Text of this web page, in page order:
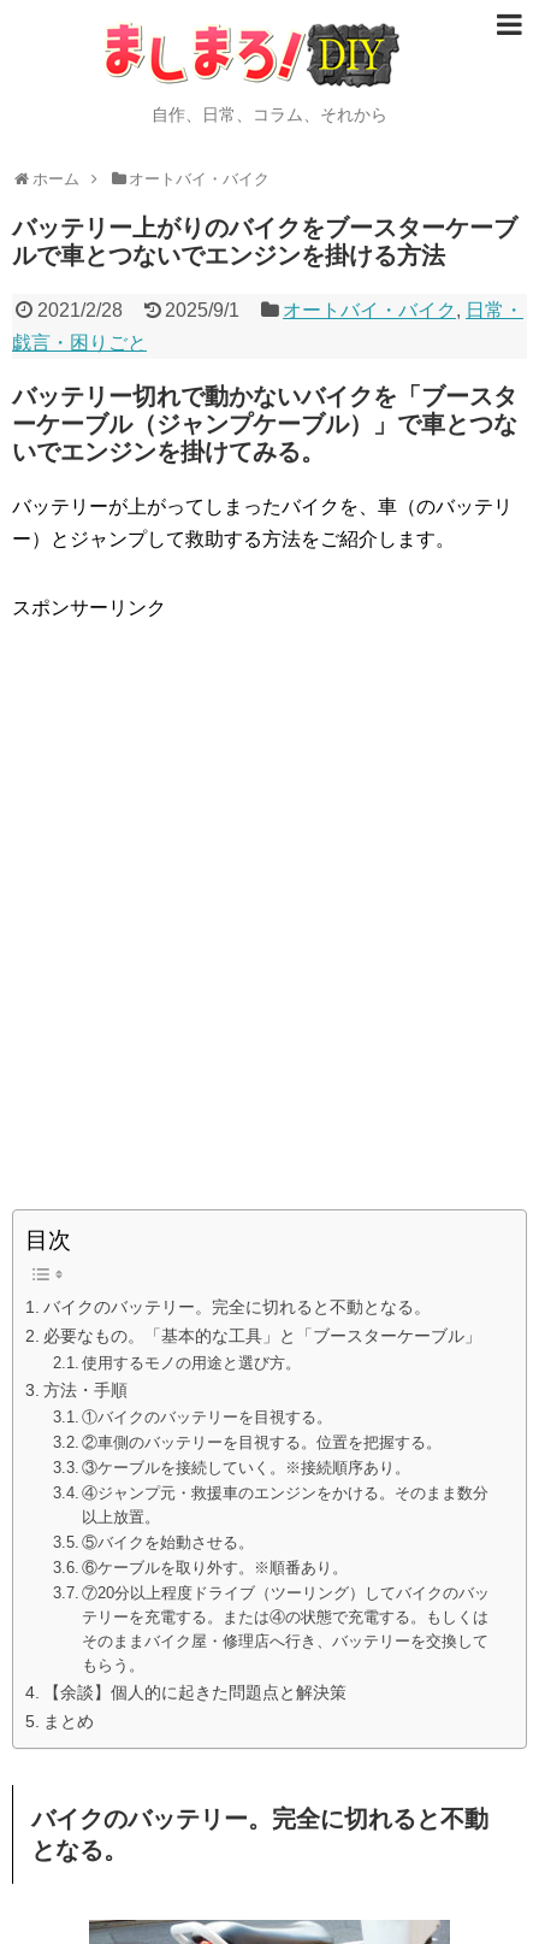
自作、日常、コラム、それから
ホーム オートバイ・バイク
バッテリー上がりのバイクをブースターケーブ
ルで車とつないでエンジンを掛ける方法
2021/2/28 2025/9/1 オートバイ・バイク , 日常・
戯言・困りごと
バッテリー切れで動かないバイクを「ブースタ
ーケーブル（ジャンプケーブル）」で車とつな
いでエンジンを掛けてみる。
バッテリーが上がってしまったバイクを、車（のバッテリ
ー）とジャンプして救助する方法をご紹介します。
スポンサーリンク
目次
バイクのバッテリー。完全に切れると不動となる。
必要なもの。「基本的な工具」と「ブースターケーブル」
使用するモノの用途と選び方。
方法・手順
①バイクのバッテリーを目視する。
②車側のバッテリーを目視する。位置を把握する。
③ケーブルを接続していく。※接続順序あり。
④ジャンプ元・救援車のエンジンをかける。そのまま数分
以上放置。
⑤バイクを始動させる。
⑥ケーブルを取り外す。※順番あり。
⑦20分以上程度ドライブ（ツーリング）してバイクのバッ
テリーを充電する。または④の状態で充電する。もしくは
そのままバイク屋・修理店へ行き、バッテリーを交換して
もらう。
【余談】個人的に起きた問題点と解決策
まとめ
バイクのバッテリー。完全に切れると不動
となる。